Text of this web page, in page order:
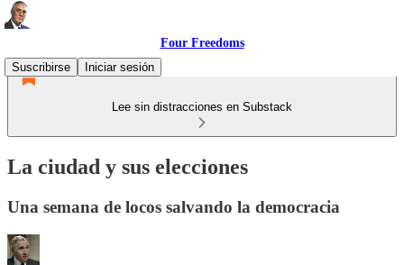
Four Freedoms
Suscribirse
Iniciar sesión
Lee sin distracciones en Substack
La ciudad y sus elecciones
Una semana de locos salvando la democracia